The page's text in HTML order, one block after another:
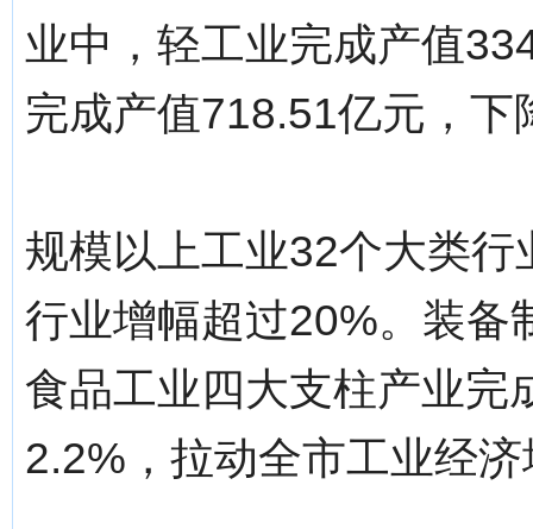
业中，轻工业完成产值
完成产值718.51亿元，下
规模以上工业32个大类
行业增幅超过20%。装备
食品工业四大支柱产业完
2.2%，拉动全市工业经